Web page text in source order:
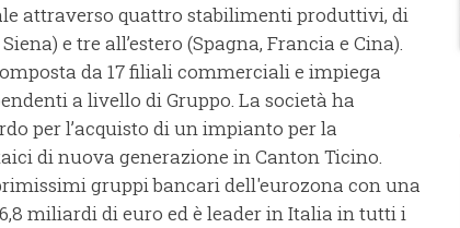
attraverso quattro stabilimenti produttivi, di
e tre all’estero (Spagna, Francia e Cina).
da 17 filiali commerciali e impiega
a livello di Gruppo. La società ha
per l’acquisto di un impianto per la
di nuova generazione in Canton Ticino.
gruppi bancari dell'eurozona con una
miliardi di euro ed è leader in Italia in tutti i